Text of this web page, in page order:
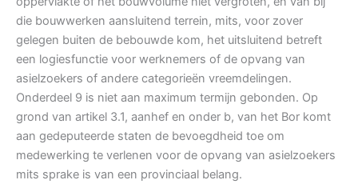
die bouwwerken aansluitend terrein, mits, voor zover
gelegen buiten de bebouwde kom, het uitsluitend betreft
een logiesfunctie voor werknemers of de opvang van
asielzoekers of andere categorieën vreemdelingen.
Onderdeel 9 is niet aan maximum termijn gebonden. Op
grond van artikel 3.1, aanhef en onder b, van het Bor komt
aan gedeputeerde staten de bevoegdheid toe om
medewerking te verlenen voor de opvang van asielzoekers
mits sprake is van een provinciaal belang.